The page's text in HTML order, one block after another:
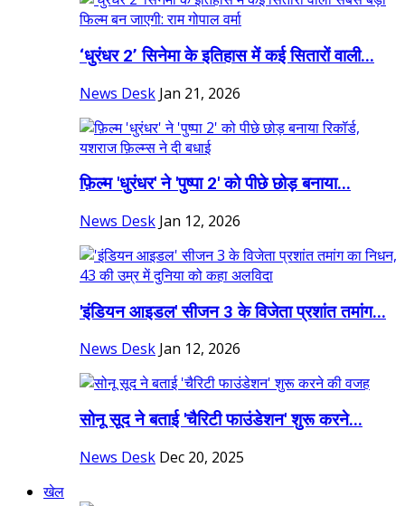
‘धुरंधर 2’ सिनेमा के इतिहास में कई सितारों वाली...
News Desk Jan 21, 2026
फ़िल्म 'धुरंधर' ने 'पुष्पा 2' को पीछे छोड़ बनाया...
News Desk Jan 12, 2026
'इंडियन आइडल' सीजन 3 के विजेता प्रशांत तमांग...
News Desk Jan 12, 2026
सोनू सूद ने बताई 'चैरिटी फाउंडेशन' शुरू करने...
News Desk Dec 20, 2025
खेल